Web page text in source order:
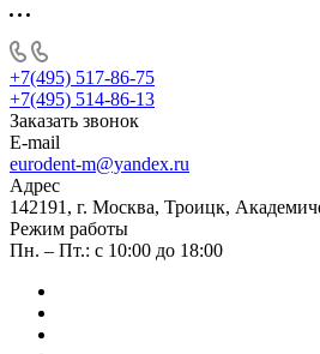
+7(495) 517-86-75
+7(495) 514-86-13
Заказать звонок
E-mail
eurodent-m@yandex.ru
Адрес
142191, г. Москва, Троицк,
Режим работы
Пн. – Пт.: с 10:00 до 18:00